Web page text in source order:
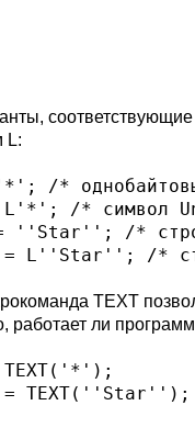
L:
/*
= L'*'; /* символ
/*
TEXT
работает ли
TEXT('*');